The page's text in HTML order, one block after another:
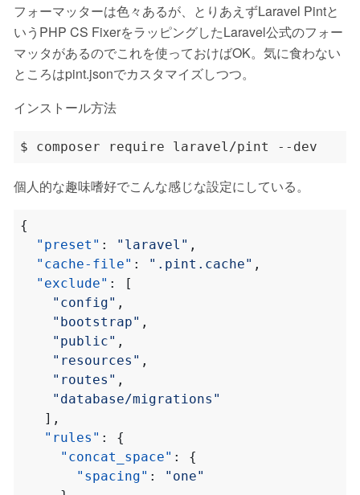
フォーマッターは色々あるが、とりあえずLaravel Pintと
いうPHP CS FixerをラッピングしたLaravel公式のフォー
マッタがあるのでこれを使っておけばOK。気に食わない
ところはpint.jsonでカスタマイズしつつ。
インストール方法
個人的な趣味嗜好でこんな感じな設定にしている。
{
"preset" : "laravel" ,
"cache-file" : ".pint.cache" ,
"exclude" :
[
"config" ,
"bootstrap" ,
"public" ,
"resources" ,
"routes" ,
"database/migrations"
],
"rules" :
{
"concat_space" :
{
"spacing" :
"one"